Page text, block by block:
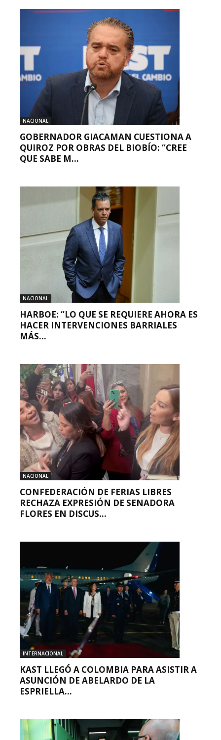
NACIONAL
GOBERNADOR GIACAMAN CUESTIONA A
QUIROZ POR OBRAS DEL BIOBÍO: “CREE
QUE SABE M...
NACIONAL
HARBOE: “LO QUE SE REQUIERE AHORA ES
HACER INTERVENCIONES BARRIALES
MÁS...
NACIONAL
CONFEDERACIÓN DE FERIAS LIBRES
RECHAZA EXPRESIÓN DE SENADORA
FLORES EN DISCUS...
INTERNACIONAL
KAST LLEGÓ A COLOMBIA PARA ASISTIR A
ASUNCIÓN DE ABELARDO DE LA
ESPRIELLA...